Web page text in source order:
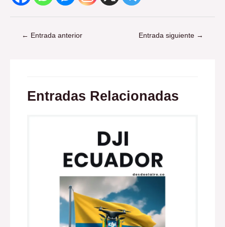
← Entrada anterior Entrada siguiente →
Entradas Relacionadas